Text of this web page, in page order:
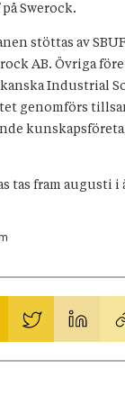
Swerock.
stöttas av
AB. Övriga
Industrial
genomförs
tas fram augusti i